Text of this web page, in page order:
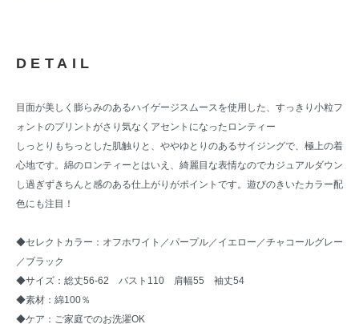
DETAIL
目面が美しく膨らみのあるハイゲージスムースを使用した、すっきり小粒フ
ォントのプリントがさり気なくアセントになったロンティー
しっとりもちっとした肌触りと、ややゆとりのあるサイジングで、極上の着
心地です。綿のロンティーとはいえ、綺麗目な表情なのでカジュアルダウン
し過ぎずきちんと感のある仕上がりがポイントです。遊びのきいたカラー配
色にも注目！
◆セレクトカラー：オフホワイト／パープル／イエロー／チャコールグレー
／ブラック
◆サイズ：総丈56-62 バスト110 肩幅55 袖丈54
◆素材：綿100％
◆ケア：ご家庭でのお洗濯OK